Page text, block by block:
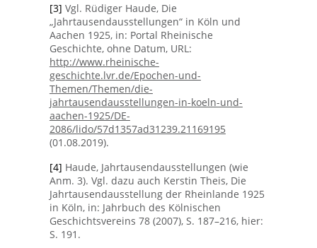
[3] Vgl. Rüdiger Haude, Die
„Jahrtausendausstellungen“ in Köln und
Aachen 1925, in: Portal Rheinische
Geschichte, ohne Datum, URL:
http://www.rheinische-
geschichte.lvr.de/Epochen-und-
Themen/Themen/die-
jahrtausendausstellungen-in-koeln-und-
aachen-1925/DE-
2086/lido/57d1357ad31239.21169195
(01.08.2019).
[4] Haude, Jahrtausendausstellungen (wie
Anm. 3). Vgl. dazu auch Kerstin Theis, Die
Jahrtausendausstellung der Rheinlande 1925
in Köln, in: Jahrbuch des Kölnischen
Geschichtsvereins 78 (2007), S. 187–216, hier:
S. 191.